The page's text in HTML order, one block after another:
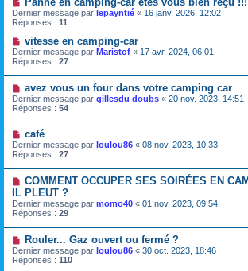
Dernier message par lepayntié « 16 janv. 2026, 12:02
Réponses : 11
vitesse en camping-car
Dernier message par Maristof « 17 avr. 2024, 06:01
Réponses : 27
avez vous un four dans votre camping car
Dernier message par gillesdu doubs « 20 nov. 2023, 14:51
Réponses : 54
café
Dernier message par loulou86 « 08 nov. 2023, 10:33
Réponses : 27
COMMENT OCCUPER SES SOIRÉES EN
IL PLEUT ?
Dernier message par momo40 « 01 nov. 2023, 09:54
Réponses : 29
Rouler... Gaz ouvert ou fermé ?
Dernier message par loulou86 « 30 oct. 2023, 18:46
Réponses : 110